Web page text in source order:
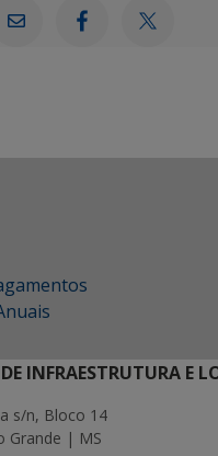
INFRAESTRUTURA E
s/n, Bloco 14
Grande | MS